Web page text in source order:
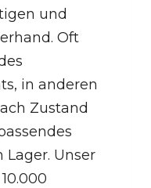
und
Oft
in anderen
Zustand
Lager. Unser